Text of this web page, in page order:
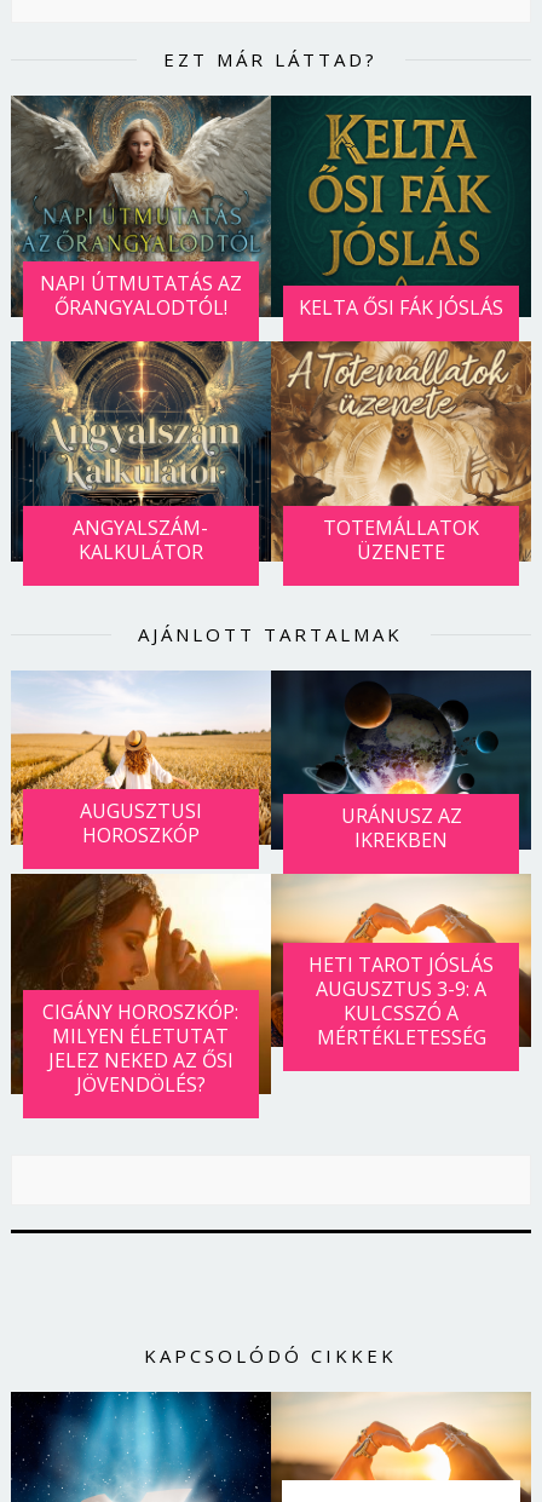
EZT MÁR LÁTTAD?
NAPI ÚTMUTATÁS AZ
ŐRANGYALODTÓL!
KELTA ŐSI FÁK JÓSLÁS
ANGYALSZÁM-
KALKULÁTOR
TOTEMÁLLATOK
ÜZENETE
AJÁNLOTT TARTALMAK
AUGUSZTUSI
HOROSZKÓP
URÁNUSZ AZ
IKREKBEN
CIGÁNY HOROSZKÓP:
MILYEN ÉLETUTAT
JELEZ NEKED AZ ŐSI
JÖVENDÖLÉS?
HETI TAROT JÓSLÁS
AUGUSZTUS 3-9: A
KULCSSZÓ A
MÉRTÉKLETESSÉG
KAPCSOLÓDÓ CIKKEK
Borsonline bejelentkezés
E-mail cím vagy felhasználónév